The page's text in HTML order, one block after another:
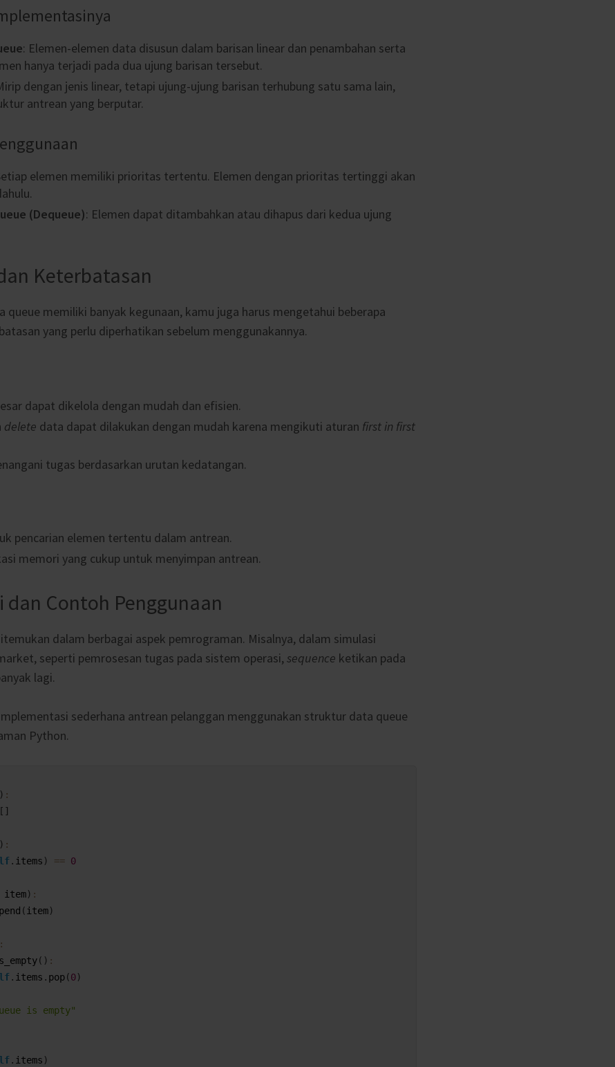
: Elemen-elemen data disusun dalam barisan linear dan penambahan serta
hanya terjadi pada dua ujung barisan tersebut.
dengan jenis linear, tetapi ujung-ujung barisan terhubung satu sama lain,
antrean yang berputar.
elemen memiliki prioritas tertentu. Elemen dengan prioritas tertinggi akan
(Dequeue): Elemen dapat ditambahkan atau dihapus dari kedua ujung
Keterbatasan
queue memiliki banyak kegunaan, kamu juga harus mengetahui beberapa
yang perlu diperhatikan sebelum menggunakannya.
dapat dikelola dengan mudah dan efisien.
delete data dapat dilakukan dengan mudah karena mengikuti aturan first in first
tugas berdasarkan urutan kedatangan.
pencarian elemen tertentu dalam antrean.
memori yang cukup untuk menyimpan antrean.
Contoh Penggunaan
dalam berbagai aspek pemrograman. Misalnya, dalam simulasi
seperti pemrosesan tugas pada sistem operasi, sequence ketikan pada
lagi.
sederhana antrean pelanggan menggunakan struktur data queue
Python.
) :
[ ]
) :
. items ) == 0
item) :
(item)
:
( ) :
. items . pop(0)
is empty"
. items )